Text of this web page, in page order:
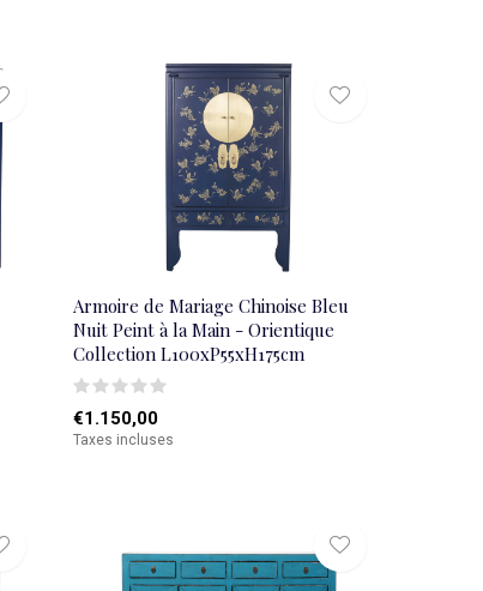
Armoire de Mariage Chinoise Bleu
Nuit Peint à la Main - Orientique
Collection L100xP55xH175cm
€1.150,00
Taxes incluses